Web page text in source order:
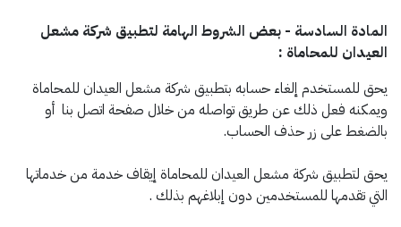
المادة السادسة - بعض الشروط الهامة لتطبيق شركة مشعل
العيدان للمحاماة :
يحق للمستخدم إلغاء حسابه بتطبيق شركة مشعل العيدان للمحاماة
ويمكنه فعل ذلك عن طريق تواصله من خلال صفحة اتصل بنا أو
بالضغط على زر حذف الحساب.
يحق لتطبيق شركة مشعل العيدان للمحاماة إيقاف خدمة من خدماتها
التي تقدمها للمستخدمين دون إبلاغهم بذلك .